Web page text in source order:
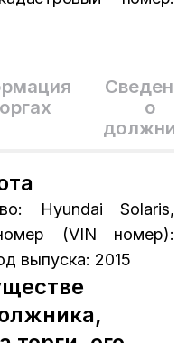
Сведения
о
Hyundai Solaris,
(VIN номер):
выпуска: 2015